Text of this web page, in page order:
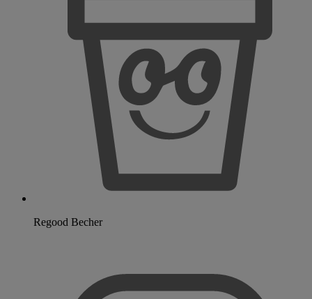
Regood Becher